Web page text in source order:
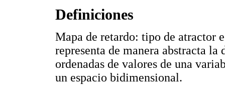
Definiciones
Mapa de retardo: tipo de atractor
representa de manera abstracta
ordenadas de valores de una
un espacio bidimensional.